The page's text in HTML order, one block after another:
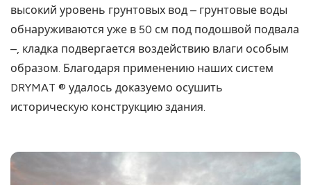
высокий уровень грунтовых вод – грунтовые воды
обнаруживаются уже в 50 см под подошвой подвала
–, кладка подвергается воздействию влаги особым
образом. Благодаря применению наших систем
DRYMAT ® удалось доказуемо осушить
историческую конструкцию здания.